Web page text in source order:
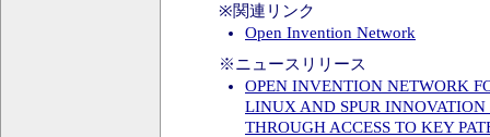
※関連リンク
Open Invention Network
※ニュースリリース
OPEN INVENTION NETWORK
LINUX AND SPUR
THROUGH ACCESS TO KEY